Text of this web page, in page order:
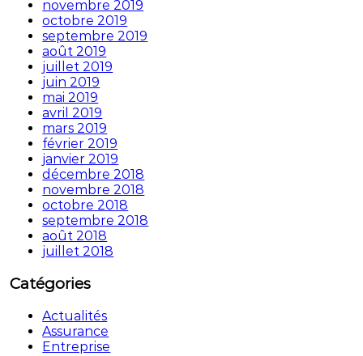
novembre 2019
octobre 2019
septembre 2019
août 2019
juillet 2019
juin 2019
mai 2019
avril 2019
mars 2019
février 2019
janvier 2019
décembre 2018
novembre 2018
octobre 2018
septembre 2018
août 2018
juillet 2018
Catégories
Actualités
Assurance
Entreprise